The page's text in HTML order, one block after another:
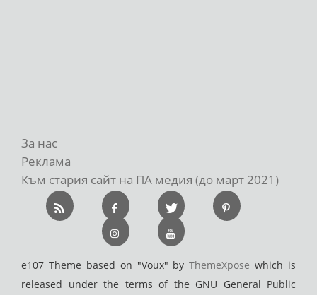
За нас
Реклама
Към стария сайт на ПА медия (до март 2021)
e107 Theme based on "Voux" byThemeXpose which is
released under the terms of the GNU General Public